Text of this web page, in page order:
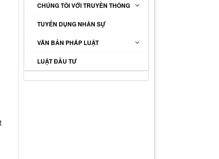
CHÚNG TÔI VỚI TRUYỀN THÔNG
TUYỂN DỤNG NHÂN SỰ
VĂN BẢN PHÁP LUẬT
LUẬT ĐẦU TƯ